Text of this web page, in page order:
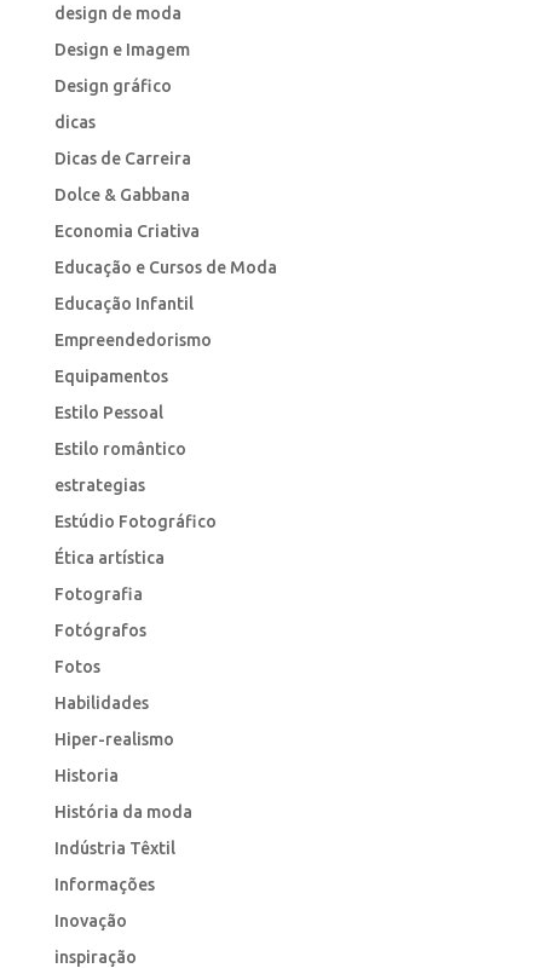
design de moda
Design e Imagem
Design gráfico
dicas
Dicas de Carreira
Dolce & Gabbana
Economia Criativa
Educação e Cursos de Moda
Educação Infantil
Empreendedorismo
Equipamentos
Estilo Pessoal
Estilo romântico
estrategias
Estúdio Fotográfico
Ética artística
Fotografia
Fotógrafos
Fotos
Habilidades
Hiper-realismo
Historia
História da moda
Indústria Têxtil
Informações
Inovação
inspiração